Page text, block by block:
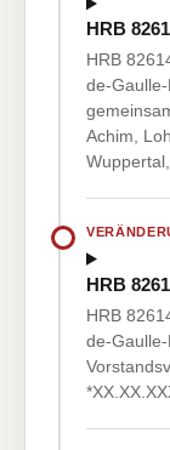
HRB
HRB
de-
Achim,
HRB
HRB
de-